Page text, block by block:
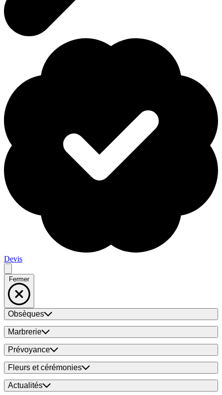
Devis
Fermer
Obsèques
Marbrerie
Prévoyance
Fleurs et cérémonies
Actualités